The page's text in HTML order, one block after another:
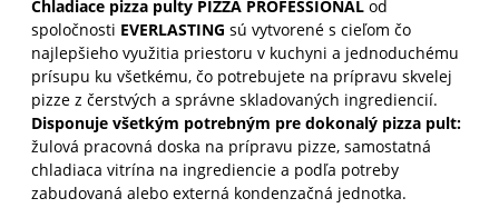
Chladiace pizza pulty PIZZA PROFESSIONAL od
spoločnosti EVERLASTING sú vytvorené s cieľom čo
najlepšieho využitia priestoru v kuchyni a jednoduchému
prísupu ku všetkému, čo potrebujete na prípravu skvelej
pizze z čerstvých a správne skladovaných ingrediencií.
Disponuje všetkým potrebným pre dokonalý pizza pult:
žulová pracovná doska na prípravu pizze, samostatná
chladiaca vitrína na ingrediencie a podľa potreby
zabudovaná alebo externá kondenzačná jednotka.